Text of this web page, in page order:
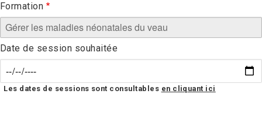
Formation
Date de session souhaitée
Les dates de sessions sont consultables en cliquant ici